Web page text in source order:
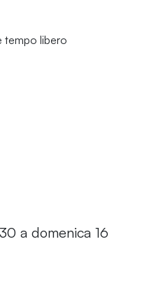
tempo libero
a domenica 16